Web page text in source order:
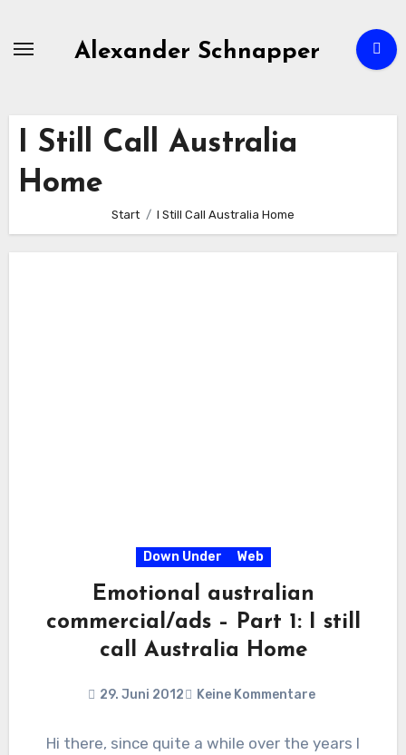
Alexander Schnapper
I Still Call Australia
Home
Start I Still Call Australia Home
Down Under Web
Emotional australian
commercial/ads – Part 1: I still
call Australia Home
29. Juni 2012 Keine Kommentare
Hi there, since quite a while over the years I